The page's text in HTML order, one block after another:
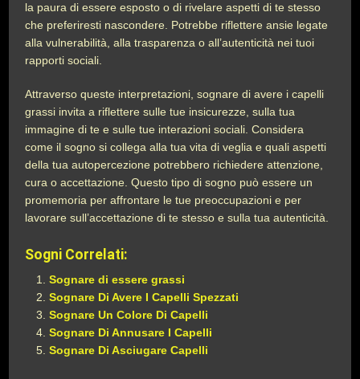
la paura di essere esposto o di rivelare aspetti di te stesso
che preferiresti nascondere. Potrebbe riflettere ansie legate
alla vulnerabilità, alla trasparenza o all’autenticità nei tuoi
rapporti sociali.
Attraverso queste interpretazioni, sognare di avere i capelli
grassi invita a riflettere sulle tue insicurezze, sulla tua
immagine di te e sulle tue interazioni sociali. Considera
come il sogno si collega alla tua vita di veglia e quali aspetti
della tua autopercezione potrebbero richiedere attenzione,
cura o accettazione. Questo tipo di sogno può essere un
promemoria per affrontare le tue preoccupazioni e per
lavorare sull’accettazione di te stesso e sulla tua autenticità.
Sogni Correlati:
Sognare di essere grassi
Sognare Di Avere I Capelli Spezzati
Sognare Un Colore Di Capelli
Sognare Di Annusare I Capelli
Sognare Di Asciugare Capelli